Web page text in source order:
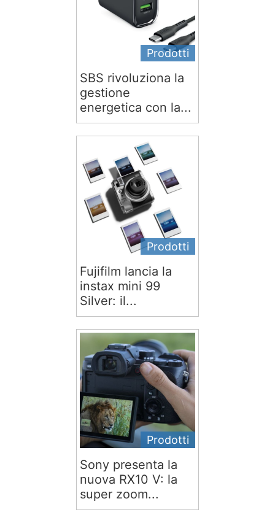
Prodotti
SBS rivoluziona la
gestione
energetica con la...
Prodotti
Fujifilm lancia la
instax mini 99
Silver: il...
Prodotti
Sony presenta la
nuova RX10 V: la
super zoom...